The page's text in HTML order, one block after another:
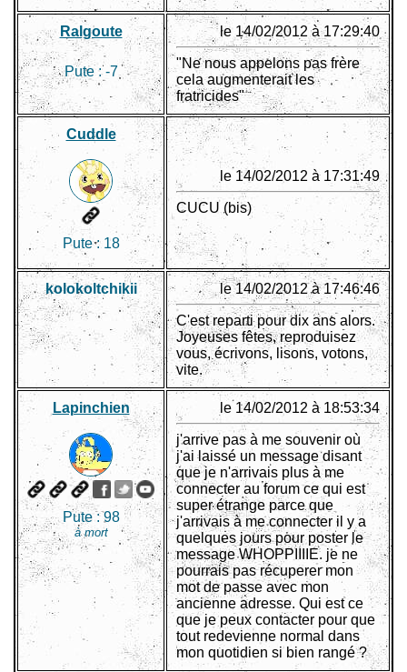
Ralgoute
Pute :-7
le 14/02/2012 à 17:29:40
"Ne nous appelons pas frère
cela augmenterait les
fratricides"
Cuddle
Pute : 18
le 14/02/2012 à 17:31:49
CUCU (bis)
kolokoltchikii le 14/02/2012 à 17:46:46
C'est reparti pour dix ans alors.
Joyeuses fêtes, reproduisez
vous, écrivons, lisons, votons,
vite.
Lapinchien
Pute :98
à mort
le 14/02/2012 à 18:53:34
j'arrive pas à me souvenir où
j'ai laissé un message disant
que je n'arrivais plus à me
connecter au forum ce qui est
super étrange parce que
j'arrivais à me connecter il y a
quelques jours pour poster le
message WHOPPIIIIE. je ne
pourrais pas récuperer mon
mot de passe avec mon
ancienne adresse. Qui est ce
que je peux contacter pour que
tout redevienne normal dans
mon quotidien si bien rangé ?